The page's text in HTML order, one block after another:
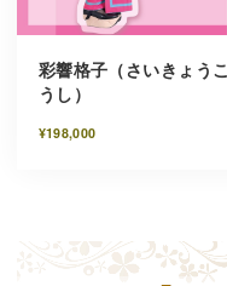
彩響格子（さいきょうこ
うし）
¥198,000